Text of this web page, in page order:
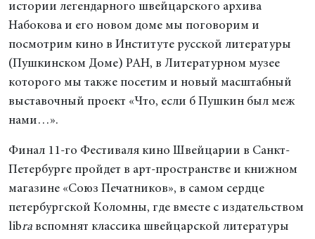
истории легендарного швейцарского архива
Набокова и его новом доме мы поговорим и
посмотрим кино в Институте русской литературы
(Пушкинском Доме) РАН, в Литературном музее
которого мы также посетим и новый масштабный
выставочный проект «Что, если б Пушкин был меж
нами…».
Финал 11-го Фестиваля кино Швейцарии в Санкт-
Петербурге пройдет в арт-пространстве и книжном
магазине «Союз Печатников», в самом сердце
петербургской Коломны, где вместе с издательством
libra вспомнят классика швейцарской литературы